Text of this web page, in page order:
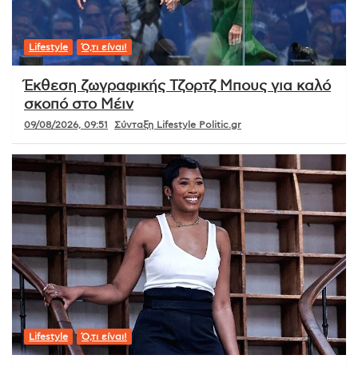
Lifestyle Ό,τι είναι!
Έκθεση ζωγραφικής Τζορτζ Μπους για καλό
σκοπό στο Μέιν
09/08/2026, 09:51 Σύνταξη Lifestyle Politic.gr
Lifestyle Ό,τι είναι!